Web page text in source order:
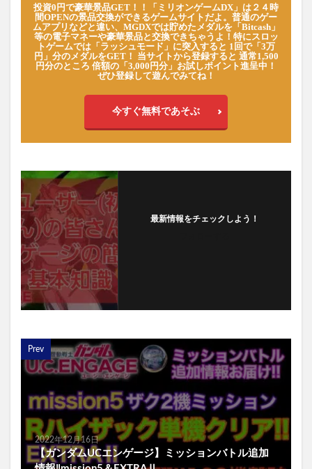
投資0円で豪華景品GET！！「ミリオンゲームDX」は２４時
間OPENの景品交換ができるゲームサイトだよ。普通のゲー
ムアプリなどと違い、MGDXでは貯めたメダルを「Bitcash」
等の電子マネーや豪華景品と交換できちゃうよ！特にスロッ
トゲームでは「ラッシュモード」に突入すると 1回で「3万
円」分のメダルをGET！ 当サイトから登録すると 通常1,500
円分のところ 倍額の「3,000円分」お試しポイント進呈中！
ぜひ登録して遊んでみてね！
今すぐ無料であそぶ
最新情報をチェックしよう！
Prev
2022年12月16日
【ガンダムUCエンゲージ】ミッションバトル追加